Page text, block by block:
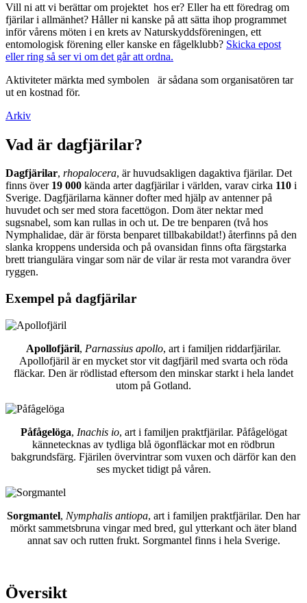
Vill ni att vi berättar om projektet hos er? Eller ha ett föredrag om
fjärilar i allmänhet? Håller ni kanske på att sätta ihop programmet
inför vårens möten i en krets av Naturskyddsföreningen, ett
entomologisk förening eller kanske en fågelklubb? Skicka epost
eller ring så ser vi om det går att ordna.
Aktiviteter märkta med symbolen
är sådana som organisatören tar
ut en kostnad för.
Arkiv
Vad är dagfjärilar?
Dagfjärilar, rhopalocera, är huvudsakligen dagaktiva fjärilar. Det
finns över 19 000 kända arter dagfjärilar i världen, varav cirka 110 i
Sverige. Dagfjärilarna känner dofter med hjälp av antenner på
huvudet och ser med stora facettögon. Dom äter nektar med
sugsnabel, som kan rullas in och ut. De tre benparen (två hos
Nymphalidae, där är första benparet tillbakabildat!) återfinns på den
slanka kroppens undersida och på ovansidan finns ofta färgstarka
brett triangulära vingar som när de vilar är resta mot varandra över
ryggen.
Exempel på dagfjärilar
Apollofjäril, Parnassius apollo, art i familjen riddarfjärilar.
Apollofjäril är en mycket stor vit dagfjäril med svarta och röda
fläckar. Den är rödlistad eftersom den minskar starkt i hela landet
utom på Gotland.
Påfågelöga, Inachis io, art i familjen praktfjärilar. Påfågelögat
kännetecknas av tydliga blå ögonfläckar mot en rödbrun
bakgrundsfärg. Fjärilen övervintrar som vuxen och därför kan den
ses mycket tidigt på våren.
Sorgmantel, Nymphalis antiopa, art i familjen praktfjärilar. Den har
mörkt sammetsbruna vingar med bred, gul ytterkant och äter bland
annat sav och rutten frukt. Sorgmantel finns i hela Sverige.
Översikt